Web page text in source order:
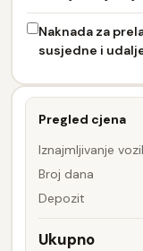
Pregled cjena
Iznajmljivanje
Broj dana
Depozit
Ukupno
Naknada za
susjedne i